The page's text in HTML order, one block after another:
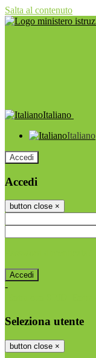
Salta al contenuto
Italiano
Italiano
Accedi
Accedi
button close ×
-
Seleziona utente
button close ×